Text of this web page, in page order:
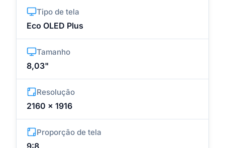
Tipo de tela
Eco OLED Plus
Tamanho
8,03"
Resolução
2160 x 1916
Proporção de tela